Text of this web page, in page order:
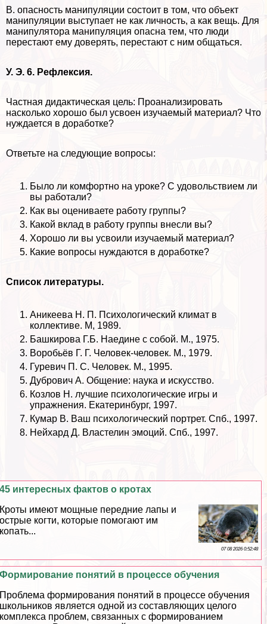
В. опасность манипуляции состоит в том, что объект
манипуляции выступает не как личность, а как вещь. Для
манипулятора манипуляция опасна тем, что люди
перестают ему доверять, перестают с ним общаться.
У. Э. 6. Рефлексия.
Частная дидактическая цель: Проанализировать
насколько хорошо был усвоен изучаемый материал? Что
нуждается в доработке?
Ответьте на следующие вопросы:
Было ли комфортно на уроке? С удовольствием ли
вы работали?
Как вы оцениваете работу группы?
Какой вклад в работу группы внесли вы?
Хорошо ли вы усвоили изучаемый материал?
Какие вопросы нуждаются в доработке?
Список литературы.
Аникеева Н. П. Психологический климат в
коллективе. М, 1989.
Башкирова Г.Б. Наедине с собой. М., 1975.
Воробьёв Г. Г. Человек-человек. М., 1979.
Гуревич П. С. Человек. М., 1995.
Дубрович А. Общение: наука и искусство.
Козлов Н. лучшие психологические игры и
упражнения. Екатеринбург, 1997.
Кумар В. Ваш психологический портрет. Спб., 1997.
Нейхард Д. Властелин эмоций. Спб., 1997.
45 интересных фактов о кротах
Кроты имеют мощные передние лапы и
острые когти, которые помогают им
копать...
07 08 2026 0:52:48
Формирование понятий в процессе обучения
Проблема формирования понятий в процессе обучения
школьников является одной из составляющих целого
комплекса проблем, связанных с формированием